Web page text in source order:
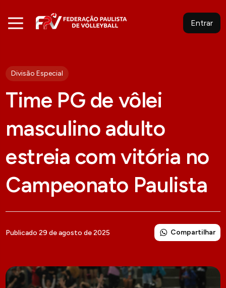
Entrar
Divisão Especial
Time PG de vôlei
masculino adulto
estreia com vitória no
Campeonato Paulista
Publicado 29 de agosto de 2025 Compartilhar